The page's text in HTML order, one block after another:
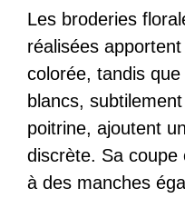
Les broderies
réalisées
colorée, tandis
blancs,
poitrine, ajoutent
discrète. Sa coupe
à des manches